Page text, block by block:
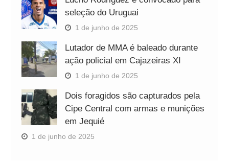
seleção do Uruguai
1 de junho de 2025
Lutador de MMA é baleado durante
ação policial em Cajazeiras XI
1 de junho de 2025
Dois foragidos são capturados pela
Cipe Central com armas e munições
em Jequié
1 de junho de 2025